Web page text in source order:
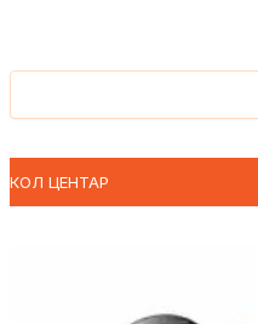
Претрага
КОЛ ЦЕНТАР